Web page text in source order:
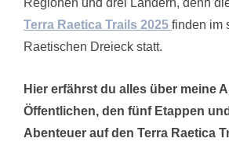
Regionen und drei Ländern, denn
Terra Raetica Trails 2025 finden im
Raetischen Dreieck statt.
Hier erfährst du alles über meine
Öffentlichen, den fünf Etappen
Abenteuer auf den Terra Raetica